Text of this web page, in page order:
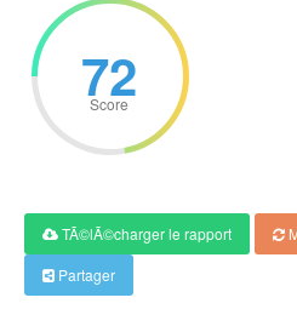
72
Score
TÃ©lÃ©charger le rapport
Partager